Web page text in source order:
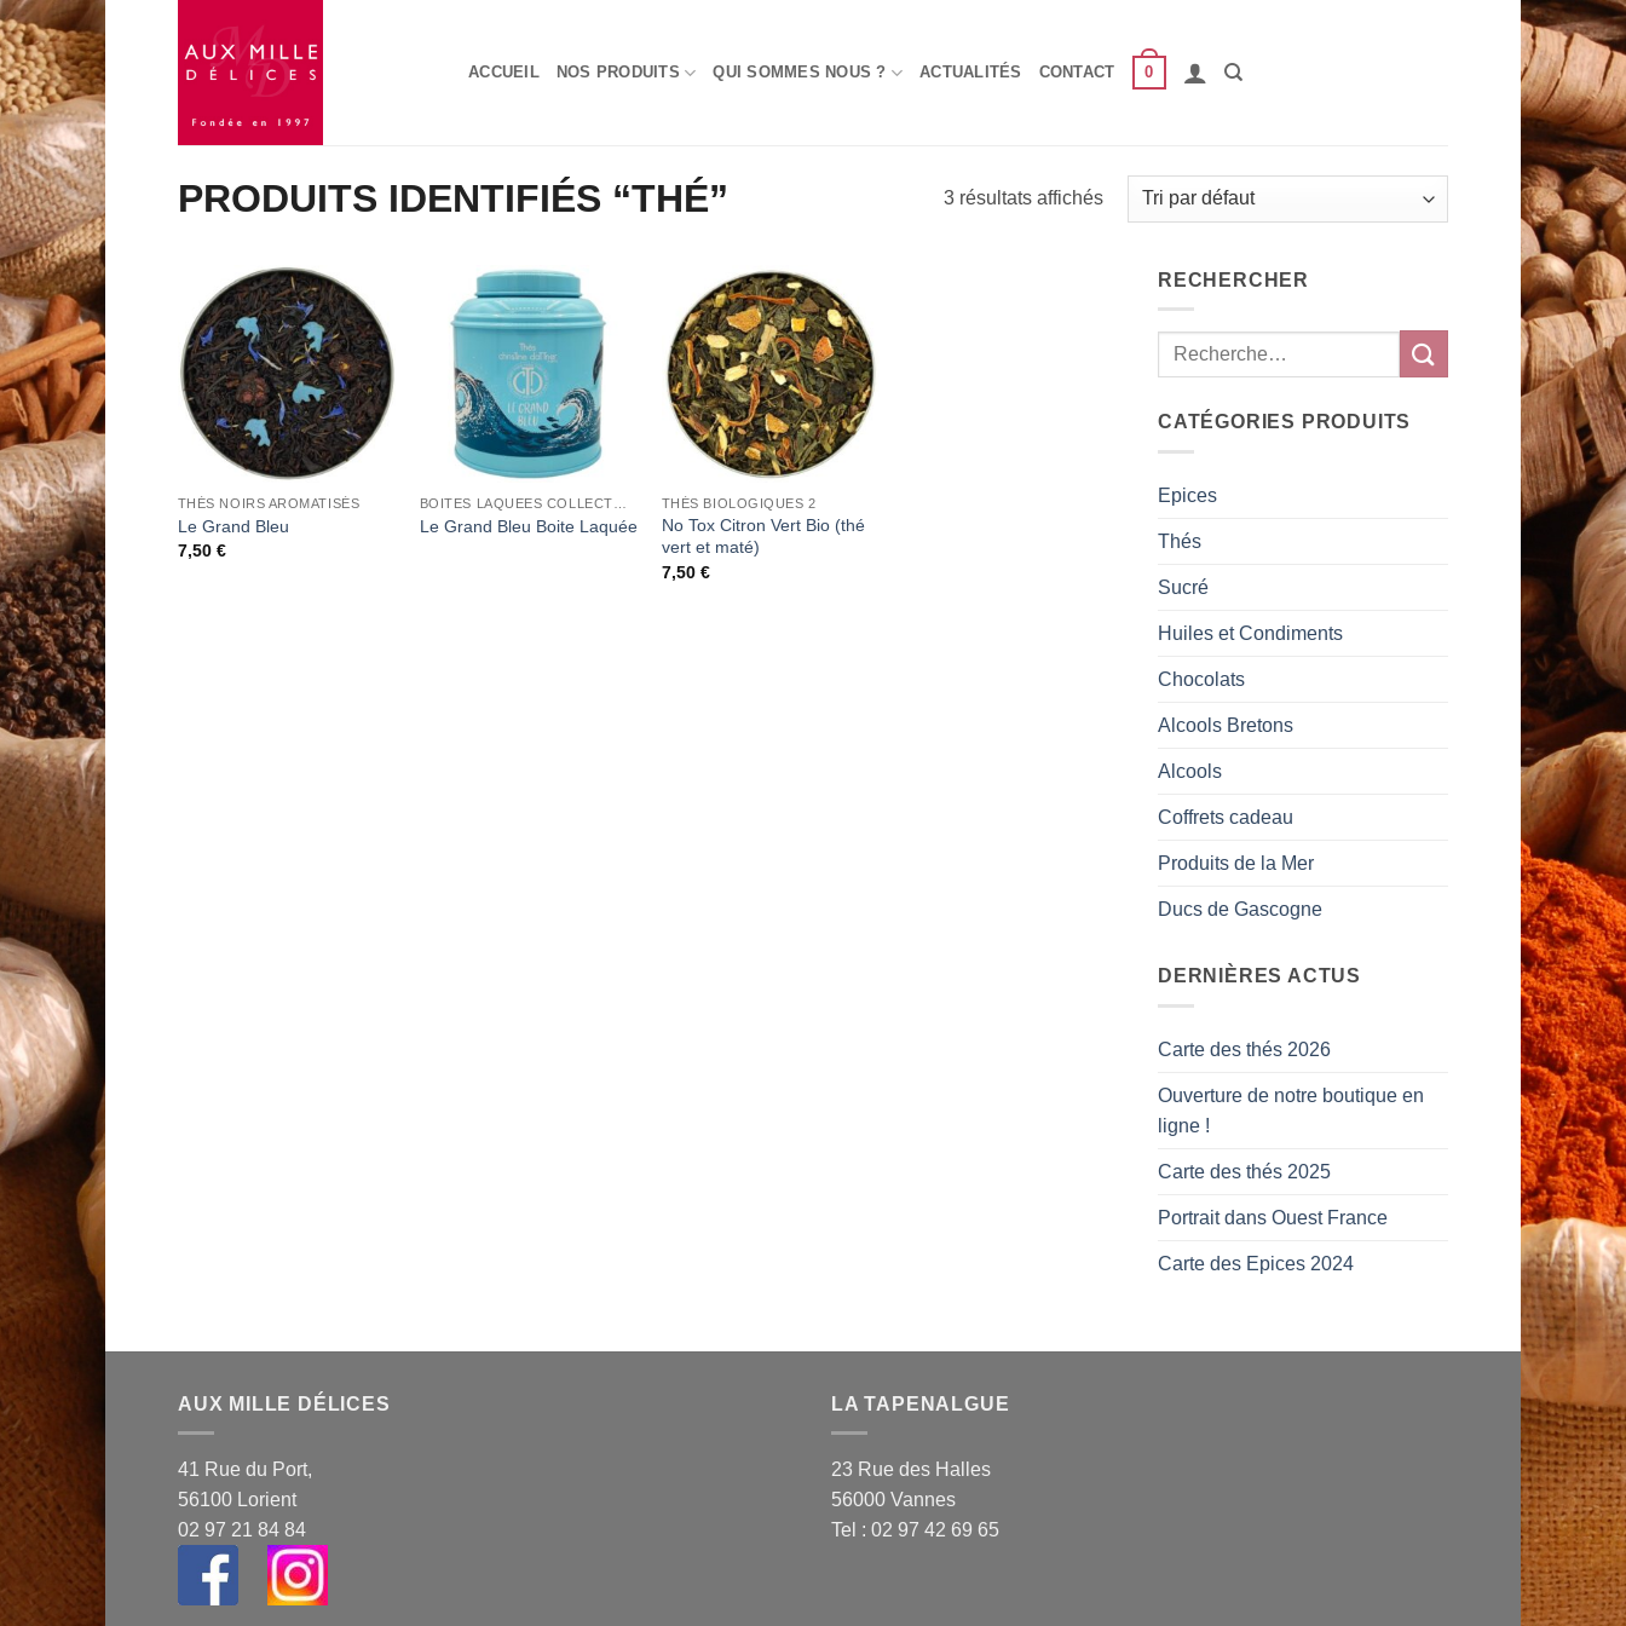
au
contenu
ACCUEIL NOS PRODUITS QUI SOMMES NOUS ? ACTUALITÉS CONTACT 0
PRODUITS IDENTIFIÉS “THÉ” 3 résultats affichés
Add to
Wishlist
THÉS NOIRS AROMATISÉS
Le Grand Bleu
7,50 €
Add to
Wishlist
BOITES LAQUEES COLLECTORS CHRISTINE DATTNER
Le Grand Bleu Boite Laquée
Add to
Wishlist
THÉS BIOLOGIQUES 2
No Tox Citron Vert Bio (thé
vert et maté)
7,50 €
RECHERCHER
CATÉGORIES PRODUITS
Epices
Thés
Sucré
Huiles et Condiments
Chocolats
Alcools Bretons
Alcools
Coffrets cadeau
Produits de la Mer
Ducs de Gascogne
DERNIÈRES ACTUS
Carte des thés 2026
Ouverture de notre boutique en
ligne !
Carte des thés 2025
Portrait dans Ouest France
Carte des Epices 2024
AUX MILLE DÉLICES
41 Rue du Port,
56100 Lorient
02 97 21 84 84
LA TAPENALGUE
23 Rue des Halles
56000 Vannes
Tel : 02 97 42 69 65